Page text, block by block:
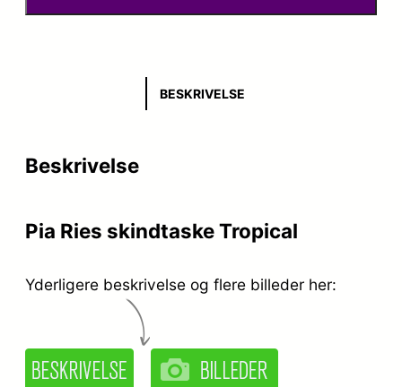
BESKRIVELSE
Beskrivelse
Pia Ries skindtaske Tropical
Yderligere beskrivelse og flere billeder her: